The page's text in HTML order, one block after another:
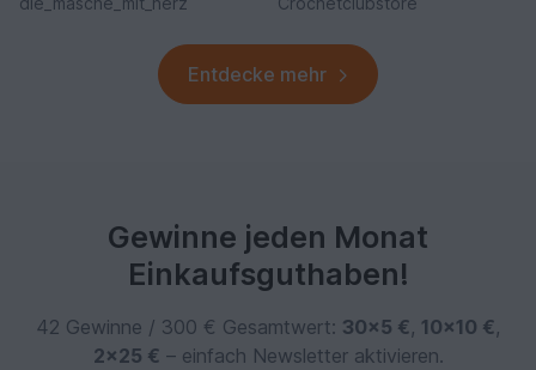
Entdecke mehr
Gewinne jeden Monat
Einkaufsguthaben!
42 Gewinne / 300 € Gesamtwert: 30×5 €, 10×10 €,
2×25 € – einfach Newsletter aktivieren.